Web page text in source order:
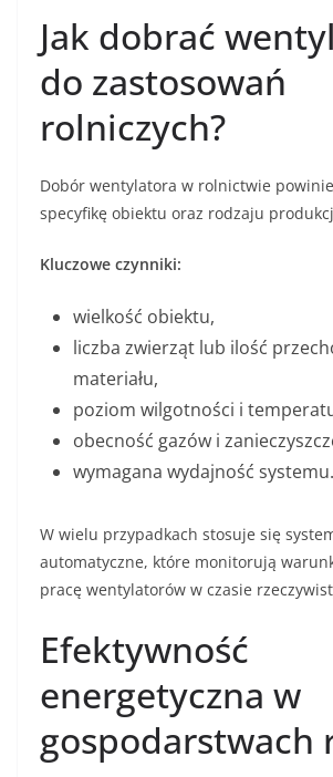
Jak dobrać
do zastosowań
rolniczych?
Dobór wentylatora w rolnictwie
specyfikę obiektu oraz rodzaju
Kluczowe czynniki:
wielkość obiektu,
liczba zwierząt lub ilość
materiału,
poziom wilgotności i
obecność gazów i
wymagana wydajność systemu.
W wielu przypadkach stosuje się
automatyczne, które monitorują
pracę wentylatorów w czasie
Efektywność
energetyczna w
gospodarstwach